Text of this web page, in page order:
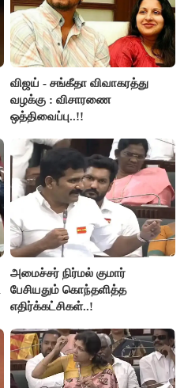
விஜய் - சங்கீதா விவாகரத்து
வழக்கு : விசாரணை
ஒத்திவைப்பு..!!
அமைச்சர் நிர்மல் குமார்
பேசியதும் கொந்தளித்த
எதிர்க்கட்சிகள்..!